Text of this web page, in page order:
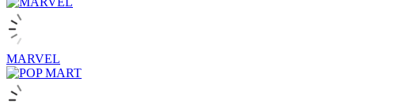
MARVEL